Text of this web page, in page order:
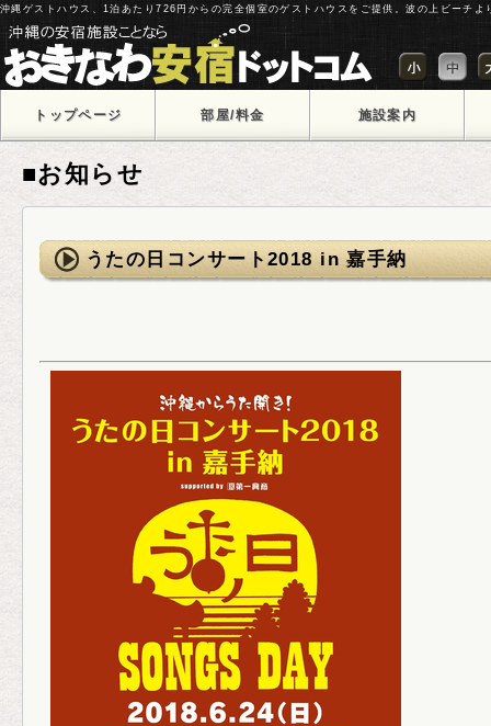
沖縄ゲストハウス、1泊あたり726円からの完全個室のゲストハウスをご提供。波の上ビーチ
トップページ 部屋/料金 施設案内
■お知らせ
うたの日コンサート2018 in 嘉手納